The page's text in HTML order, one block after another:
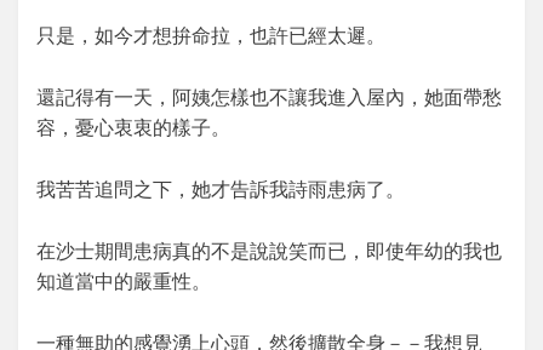
只是，如今才想拚命拉，也許已經太遲。
還記得有一天，阿姨怎樣也不讓我進入屋內，她面帶愁
容，憂心衷衷的樣子。
我苦苦追問之下，她才告訴我詩雨患病了。
在沙士期間患病真的不是說說笑而已，即使年幼的我也
知道當中的嚴重性。
一種無助的感覺湧上心頭，然後擴散全身－－我想見